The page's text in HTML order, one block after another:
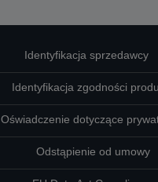
Identyfikacja sprzedawcy
Identyfikacja zgodności
Oświadczenie dotyczące
Odstąpienie od umowy